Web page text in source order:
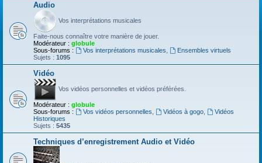
Audio
Vos interprétations musicales
Faite-nous connaître votre manière de jouer.
Modérateur : globule
Sous-forums :
Vos interprétations musicales
Ensembles virtuels
Sujets : 1095
Vidéo
Vos vidéos personnelles et vidéos préférées.
Modérateur : globule
Sous-forums :
Vos vidéos personnelles Vidéos à gogo,
Vidéos
Historiques
Sujets : 5435
Techniques d’enregistrement Audio et Vidéo